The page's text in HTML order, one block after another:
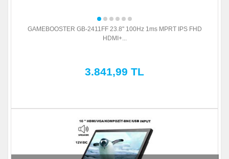
GAMEBOOSTER GB-2411FF 23.8'' 100Hz 1ms MPRT IPS FHD
HDMI+...
3.841,99 TL